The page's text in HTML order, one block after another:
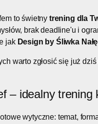
to świetny trening dla
brak deadline'u i
jak Design by Śliwka
warto zgłosić się już dziś
– idealny trening
wytyczne: temat,